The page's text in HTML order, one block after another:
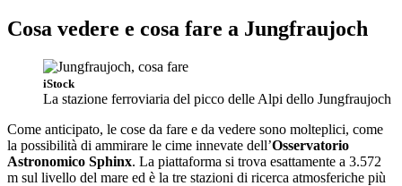
Cosa vedere e cosa fare a Jungfraujoch
iStock
La stazione ferroviaria del picco delle Alpi dello Jungfraujoch
Come anticipato, le cose da fare e da vedere sono molteplici, come
la possibilità di ammirare le cime innevate dell’Osservatorio
Astronomico Sphinx. La piattaforma si trova esattamente a 3.572
m sul livello del mare ed è la tre stazioni di ricerca atmosferiche più